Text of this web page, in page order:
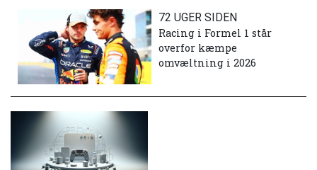
72 UGER SIDEN
Racing i Formel 1 står
overfor kæmpe
omvæltning i 2026